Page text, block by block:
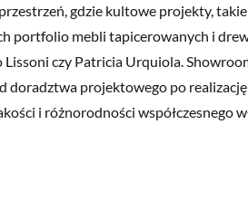
gdzie kultowe projekty,
portfolio mebli tapicerowanych i
Lissoni czy Patricia Urquiola.
doradztwa projektowego po
i różnorodności współczesnego